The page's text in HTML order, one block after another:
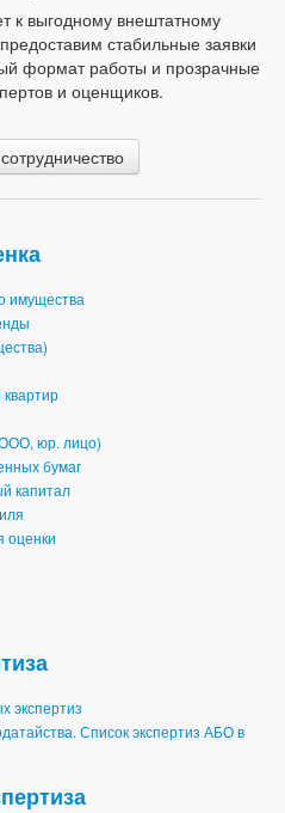
выгодному внештатному
стабильные заявки
формат работы и прозрачные
и оценщиков.
имущества
юр. лицо)
бумаг
капитал
оценки
экспертиз
Список экспертиз АБО в